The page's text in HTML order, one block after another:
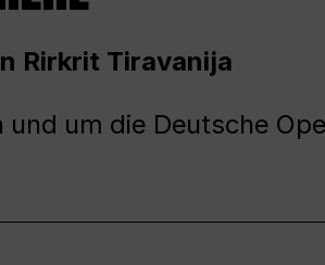
Rirkrit Tiravanija
um die Deutsche